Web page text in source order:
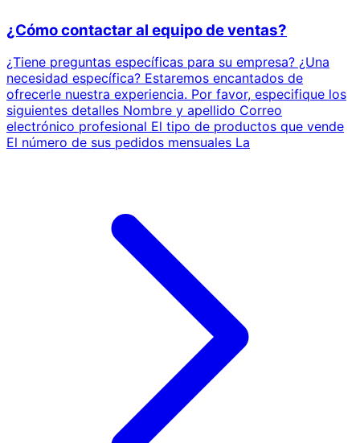
¿Cómo contactar al equipo de ventas?
¿Tiene preguntas específicas para su empresa? ¿Una
necesidad específica? Estaremos encantados de
ofrecerle nuestra experiencia. Por favor, especifique los
siguientes detalles Nombre y apellido Correo
electrónico profesional El tipo de productos que vende
El número de sus pedidos mensuales La